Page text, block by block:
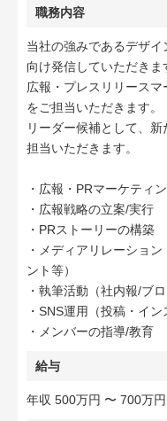
職務内容
当社の強みであるデザ
向け発信していただきま
広報・プレスリリース
をご担当いただきます。
リーダー候補として、
担当いただきます。
・広報・PRマーケティ
・広報戦略の立案/実行
・PRストーリーの構築
・メディアリレーショ
ント等）
・執筆活動（社内報/ブ
・SNS運用（投稿・イン
・メンバーの指導/教育
給与
年収 500万円 〜 700万円